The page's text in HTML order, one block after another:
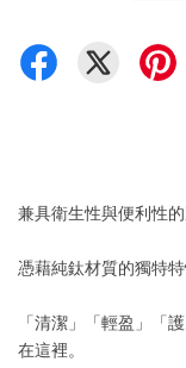
兼具衛生性與便利性的
憑藉純鈦材質的獨特
「清潔」「輕盈」
在這裡。